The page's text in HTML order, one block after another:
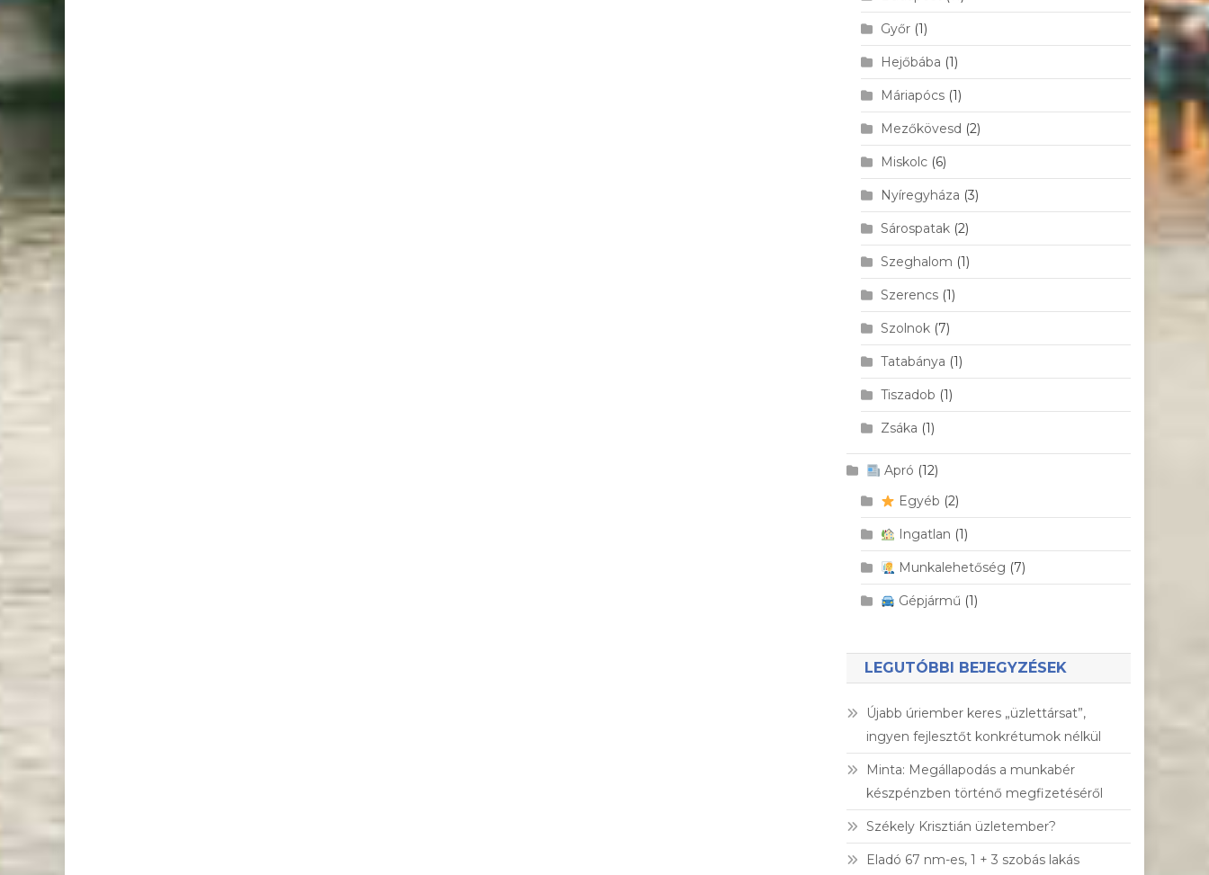
Győr (1)
Hejőbába (1)
Máriapócs (1)
Mezőkövesd (2)
Miskolc (6)
Nyíregyháza (3)
Sárospatak (2)
Szeghalom (1)
Szerencs (1)
Szolnok (7)
Tatabánya (1)
Tiszadob (1)
Zsáka (1)
Apró (12)
Egyéb (2)
Ingatlan (1)
Munkalehetőség (7)
Gépjármű (1)
LEGUTÓBBI BEJEGYZÉSEK
Újabb úriember keres „üzlettársat”,
ingyen fejlesztőt konkrétumok nélkül
Minta: Megállapodás a munkabér
készpénzben történő megfizetéséről
Székely Krisztián üzletember?
Eladó 67 nm-es, 1 + 3 szobás lakás